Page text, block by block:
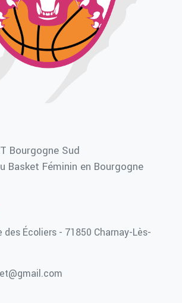
Bourgogne Sud
Basket Féminin en Bourgogne
des Écoliers - 71850 Charnay-Lès-